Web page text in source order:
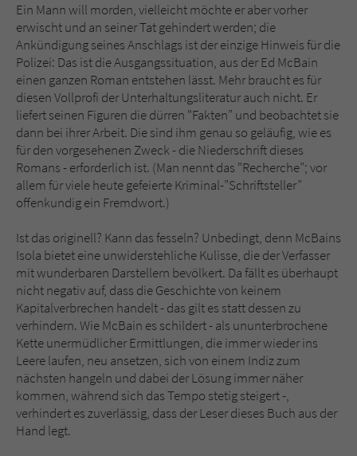
Ein Mann will morden, vielleicht möchte er aber vorher
erwischt und an seiner Tat gehindert werden; die
Ankündigung seines Anschlags ist der einzige Hinweis für die
Polizei: Das ist die Ausgangssituation, aus der Ed McBain
einen ganzen Roman entstehen lässt. Mehr braucht es für
diesen Vollprofi der Unterhaltungsliteratur auch nicht. Er
liefert seinen Figuren die dürren "Fakten” und beobachtet sie
dann bei ihrer Arbeit. Die sind ihm genau so geläufig, wie es
für den vorgesehenen Zweck - die Niederschrift dieses
Romans - erforderlich ist. (Man nennt das "Recherche”; vor
allem für viele heute gefeierte Kriminal-”Schriftsteller”
offenkundig ein Fremdwort.)
Ist das originell? Kann das fesseln? Unbedingt, denn McBains
Isola bietet eine unwiderstehliche Kulisse, die der Verfasser
mit wunderbaren Darstellern bevölkert. Da fällt es überhaupt
nicht negativ auf, dass die Geschichte von keinem
Kapitalverbrechen handelt - das gilt es statt dessen zu
verhindern. Wie McBain es schildert - als ununterbrochene
Kette unermüdlicher Ermittlungen, die immer wieder ins
Leere laufen, neu ansetzen, sich von einem Indiz zum
nächsten hangeln und dabei der Lösung immer näher
kommen, während sich das Tempo stetig steigert -,
verhindert es zuverlässig, dass der Leser dieses Buch aus der
Hand legt.